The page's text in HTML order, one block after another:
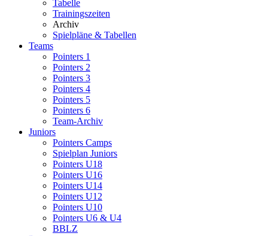
Tabelle
Trainingszeiten
Archiv
Spielpläne & Tabellen
Teams
Pointers 1
Pointers 2
Pointers 3
Pointers 4
Pointers 5
Pointers 6
Team-Archiv
Juniors
Pointers Camps
Spielplan Juniors
Pointers U18
Pointers U16
Pointers U14
Pointers U12
Pointers U10
Pointers U6 & U4
BBLZ